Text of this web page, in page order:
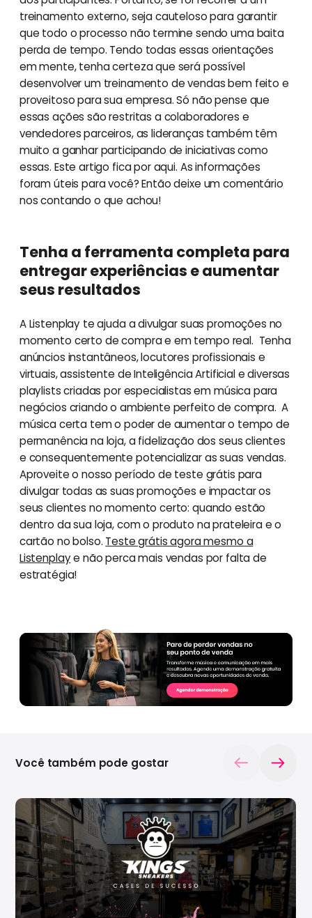
treinamento externo, seja cauteloso para garantir
que todo o processo não termine sendo uma baita
perda de tempo. Tendo todas essas orientações
em mente, tenha certeza que será possível
desenvolver um treinamento de vendas bem feito e
proveitoso para sua empresa. Só não pense que
essas ações são restritas a colaboradores e
vendedores parceiros, as lideranças também têm
muito a ganhar participando de iniciativas como
essas. Este artigo fica por aqui. As informações
foram úteis para você? Então deixe um comentário
nos contando o que achou!
Tenha a ferramenta completa para
entregar experiências e aumentar
seus resultados
A Listenplay te ajuda a divulgar suas promoções no
momento certo de compra e em tempo real. Tenha
anúncios instantâneos, locutores profissionais e
virtuais, assistente de Inteligência Artificial e diversas
playlists criadas por especialistas em música para
negócios criando o ambiente perfeito de compra. A
música certa tem o poder de aumentar o tempo de
permanência na loja, a fidelização dos seus clientes
e consequentemente potencializar as suas vendas.
Aproveite o nosso período de teste grátis para
divulgar todas as suas promoções e impactar os
seus clientes no momento certo: quando estão
dentro da sua loja, com o produto na prateleira e o
cartão no bolso. Teste grátis agora mesmo a
Listenplaye não perca mais vendas por falta de
estratégia!
Você também pode gostar